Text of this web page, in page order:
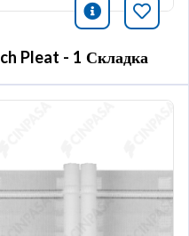
icono
Pleat - 1 Складка